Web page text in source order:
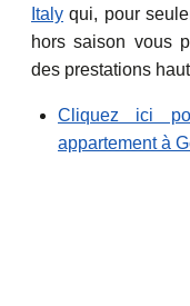
Italy qui, pour
hors saison vous
des prestations
Cliquez ici
appartement à